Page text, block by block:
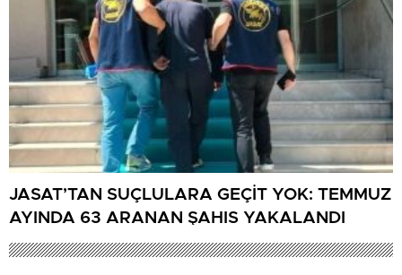
JASAT’TAN SUÇLULARA GEÇİT YOK: TEMMUZ
AYINDA 63 ARANAN ŞAHIS YAKALANDI